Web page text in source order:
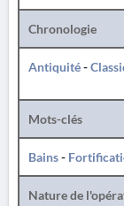
Chronologie
Antiquité-
Mots-clés
Bains-
Nature de